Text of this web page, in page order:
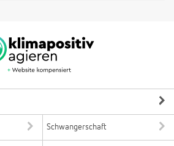
Schwangerschaft